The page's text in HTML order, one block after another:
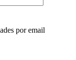
por email